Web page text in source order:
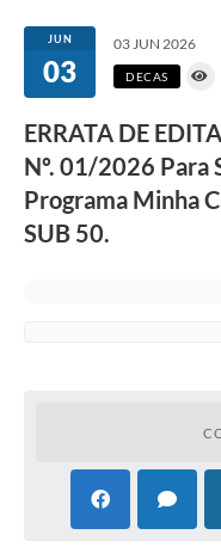
JUN
03
03 JUN 2026
DECAS
ERRATA DE
Nº. 01/2026 Para
Programa Minha
SUB 50.